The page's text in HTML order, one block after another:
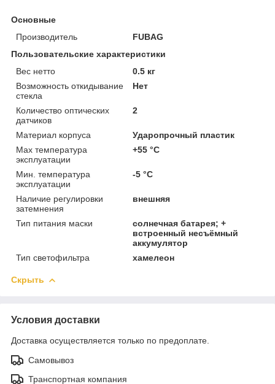
Основные
Производитель
FUBAG
Пользовательские характеристики
Вес нетто
0.5 кг
Возможность откидывание
стекла
Нет
Количество оптических
датчиков
2
Материал корпуса
Ударопрочный пластик
Мах температура
эксплуатации
+55 °C
Мин. температура
эксплуатации
-5 °C
Наличие регулировки
затемнения
внешняя
Тип питания маски
солнечная батарея; +
встроенный несъёмный
аккумулятор
Тип светофильтра
хамелеон
Скрыть
Условия доставки
Доставка осуществляется только по предоплате.
Самовывоз
Транспортная компания